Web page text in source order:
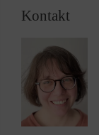
Kontakt